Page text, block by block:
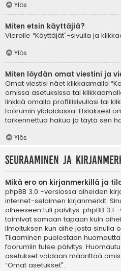
Ylös
Miten etsin käyttäjiä?
Vieraile “Käyttäjät”-sivulla ja
Ylös
Miten löydän omat viestini ja
Omat viestisi näet klikkaamalla
omissa asetuksissa tai
linkkiä omalla profiilisivullasi tai
foorumin ylälaidassa. Etsiäksesi
tarkennettua hakua ja täytä sen
Ylös
Seuraaminen ja
Mikä ero on kirjanmerkillä ja
phpBB 3.0 -versiossa aiheiden
internet-selaimen kirjanmerkit.
aiheeseen tuli päivitys. phpBB 3.1
toimivat samaan tapaan kuin
ilmoituksen kun aihe josta sinulla
Tilaaminen puolestaan
foorumiin tulee päivitys.
asetukset voidaan määrittää
“Omat asetukset”.